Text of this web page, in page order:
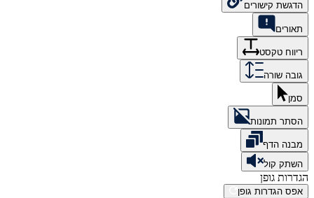
הדגשת קישורים
תאורים
ריווח טקסט
גובה שורה
סמן
הסתר תמונות
מבנה הדף
השתק קול
הגדרות גופן
אפס הגדרות גופן